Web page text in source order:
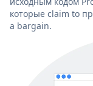
которые claim to
a bargain.